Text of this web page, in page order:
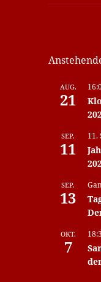
AUG.
21
SEP.
11
11.
SEP.
13
OKT.
7